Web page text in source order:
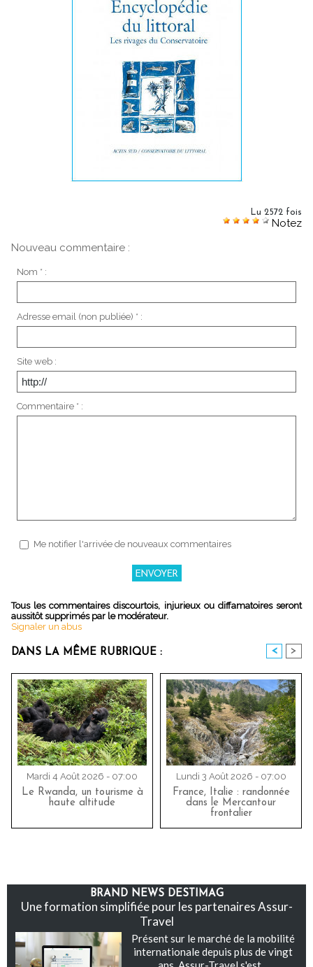
Lu 2572 fois
Notez
Nouveau commentaire :
Nom * :
Adresse email (non publiée) * :
Site web :
Commentaire * :
Me notifier l'arrivée de nouveaux commentaires
Tous les commentaires discourtois, injurieux ou diffamatoires seront
aussitôt supprimés par le modérateur.
Signaler un abus
DANS LA MÊME RUBRIQUE : < >
Mardi 4 Août 2026 - 07:00
Le Rwanda, un tourisme à
haute altitude
Lundi 3 Août 2026 - 07:00
France, Italie : randonnée
dans le Mercantour
frontalier
BRAND NEWS DESTIMAG
Une formation simplifiée pour les partenaires Assur-
Travel
Présent sur le marché de la mobilité
internationale depuis plus de vingt